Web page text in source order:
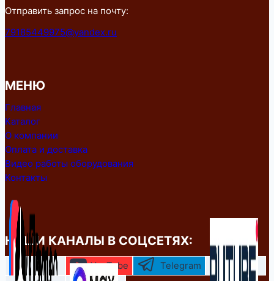
Отправить запрос на почту:
79185449975@yandex.ru
МЕНЮ
Главная
Каталог
О компании
Оплата и доставка
Видео работы оборудования
Контакты
НАШИ КАНАЛЫ В СОЦСЕТЯХ:
YouTube Telegram